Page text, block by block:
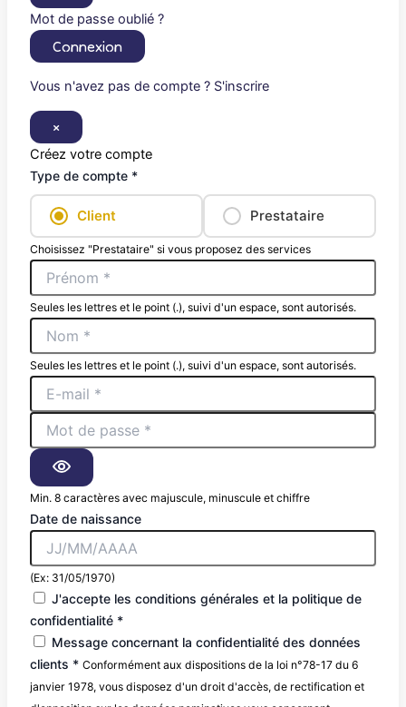
Mot de passe oublié ?
Connexion
Vous n'avez pas de compte ? S'inscrire
×
Créez votre compte
Type de compte *
Client Prestataire
Choisissez "Prestataire" si vous proposez des services
Seules les lettres et le point (.), suivi d'un espace, sont autorisés.
Seules les lettres et le point (.), suivi d'un espace, sont autorisés.
Min. 8 caractères avec majuscule, minuscule et chiffre
Date de naissance
(Ex: 31/05/1970)
J'accepte les conditions générales et la politique de
confidentialité *
Message concernant la confidentialité des données
clients * Conformément aux dispositions de la loi n°78-17 du 6
janvier 1978, vous disposez d'un droit d'accès, de rectification et